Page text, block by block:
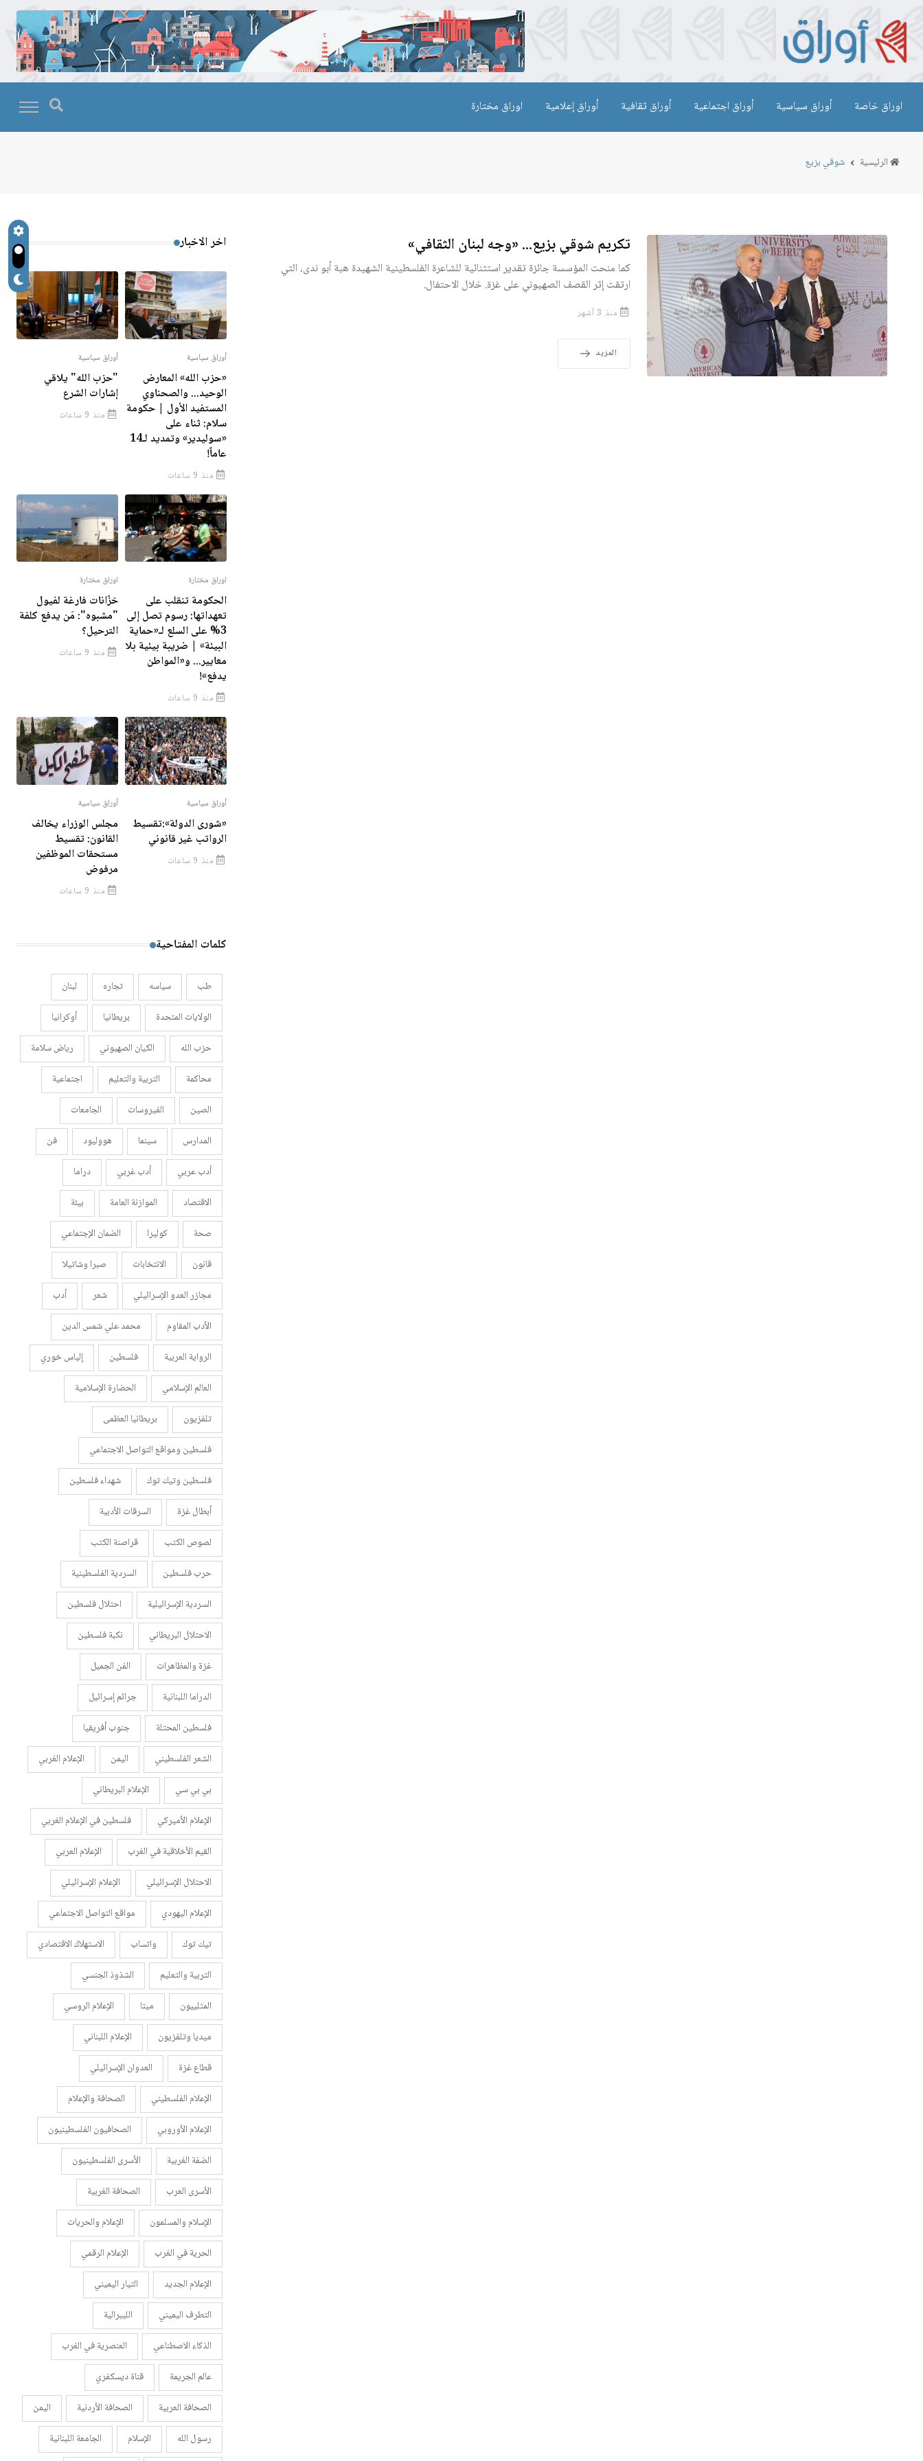
اوراق خاصة أوراق سياسية أوراق اجتماعية أوراق ثقافية أوراق إعلامية اوراق مختارة
الرئيسية شوقي بزيع
تكريم شوقي بزيع... «وجه لبنان الثقافي»
كما منحت المؤسسة جائزة تقدير استثنائية للشاعرة الفلسطينية الشهيدة هبة أبو ندى، التي
ارتقت إثر القصف الصهيوني على غزة. خلال الاحتفال.
منذ 3 أشهر
المزيد
اخر الاخبار
أوراق سياسية
«حزب الله» المعارض
الوحيد... والصحناوي
المستفيد الأول | حكومة
سلام: ثناء على
«سوليدير» وتمديد لـ14
عاماً!
منذ 9 ساعات
أوراق سياسية
"حزب الله" يلاقي
إشارات الشرع
منذ 9 ساعات
اوراق مختارة
الحكومة تنقلب على
تعهداتها: رسوم تصل إلى
3% على السلع لـ«حماية
البيئة» | ضريبة بيئية بلا
معايير... و«المواطن
يدفع»!
منذ 9 ساعات
اوراق مختارة
خزّانات فارغة لفيول
"مشبوه": مَن يدفع كلفة
الترحيل؟
منذ 9 ساعات
أوراق سياسية
«شورى الدولة»:تقسيط
الرواتب غير قانوني
منذ 9 ساعات
أوراق سياسية
مجلس الوزراء يخالف
القانون: تقسيط
مستحقات الموظفين
مرفوض
منذ 9 ساعات
كلمات المفتاحية
طب سياسه تجاره
لبنان
الولايات المتحدة
بريطانيا
أوكرانيا
حزب الله
الكيان الصهيوني
رياض سلامة
محاكمة
التربية والتعليم
اجتماعية
الصين
الفيروسات
الجامعات
المدارس
سينما هووليود
فن
أدب عربي
أدب غربي
دراما
الاقتصاد
الموازنة العامة
بيئة
صحة
كوليرا
الضمان الإجتماعي
قانون
الانتخابات
صبرا وشاتيلا
مجازر العدو الإسرائيلي
شعر
أدب
الأدب المقاوم
محمد علي شمس الدين
الرواية العربية
فلسطين
إلياس خوري
العالم الإسلامي
الحضارة الإسلامية
تلفزيون
بريطانيا العظمى
فلسطين ومواقع التواصل الاجتماعي
فلسطين وتيك توك
شهداء فلسطين
أبطال غزة
السرقات الأدبية
لصوص الكتب
قراصنة الكتب
حرب فلسطين
السردية الفلسطينية
السردية الإسرائيلية
احتلال فلسطين
الاحتلال البريطاني
نكبة فلسطين
غزة والمظاهرات
الفن الجميل
الدراما اللبنانية
جرائم إسرائيل
فلسطين المحتلة
جنوب أفريقيا
الشعر الفلسطيني
اليمن
الإعلام الغربي
بي بي سي
الإعلام البريطاني
الإعلام الأميركي
فلسطين في الإعلام الغربي
القيم الأخلاقية في الغرب
الإعلام العربي
الاحتلال الإسرائيلي
الإعلام الإسرائيلي
الإعلام اليهودي
مواقع التواصل الاجتماعي
تيك توك
واتساب
الاستهلاك الاقتصادي
التربية والتعليم
الشذوذ الجنسي
المثلييون
ميتا
الإعلام الروسي
ميديا وتلفزيون
الإعلام اللبناني
قطاع غزة
العدوان الإسرائيلي
الإعلام الفلسطيني
الصحافة والإعلام
الإعلام الأوروبي
الصحافيون الفلسطينيون
الضفة الغربية
الأسرى الفلسطينيون
الأسرى العرب
الصحافة الغربية
الإسلام والمسلمون
الإعلام والحريات
الحرية في الغرب
الإعلام الرقمي
الإعلام الجديد
التيار اليميني
التطرف اليميني
الليبرالية
الذكاء الاصطناعي
العنصرية في الغرب
عالم الجريمة
قناة ديسكفري
الصحافة العربية
الصحافة الأردنية
اليمن
رسول الله
الإسلام الجامعة اللبنانية